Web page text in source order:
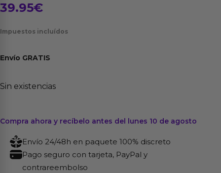
39.95€
Impuestos incluídos
Envío GRATIS
Sin existencias
Compra ahora y recíbelo antes del lunes 10 de agosto
Envío 24/48h en paquete 100% discreto
Pago seguro con tarjeta, PayPal y
contrareembolso